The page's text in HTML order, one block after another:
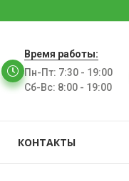
Время работы:
Пн-Пт: 7:30 - 19:00
Сб-Вс: 8:00 - 19:00
КОНТАКТЫ